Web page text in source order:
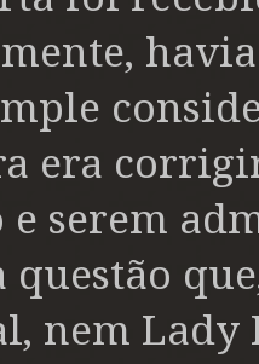
era
serem
questão
nem Lady